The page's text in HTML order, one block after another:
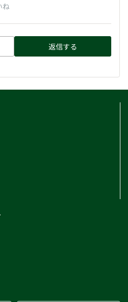
ね
返信する